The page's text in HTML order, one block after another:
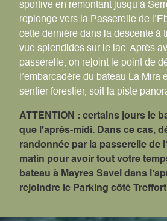
sportive en remontant jusqu’à
replonge vers la Passerelle de
cette dernière dans la descente à
vue splendides sur le lac. Après
passerelle, on rejoint le point de
l’embarcadère du bateau La Mira
sentier forestier, soit la piste
ATTENTION : certains jours le
que l’après-midi. Dans ce cas,
randonnée par la passerelle de
matin pour avoir tout votre
bateau à Mayres Savel dans
rejoindre le Parking côté